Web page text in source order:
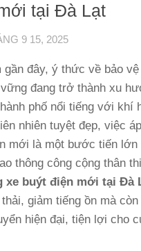
tại Đà Lạt
9 15, 2025
gần đây, ý thức về bảo
đang trở thành xu
phố nổi tiếng với khí
nhiên tuyệt đẹp, việc
mới là một bước tiến lớn
thông công cộng thân
xe buýt điện mới tại Đà
giảm tiếng ồn mà còn
hiện đại, tiện lợi cho